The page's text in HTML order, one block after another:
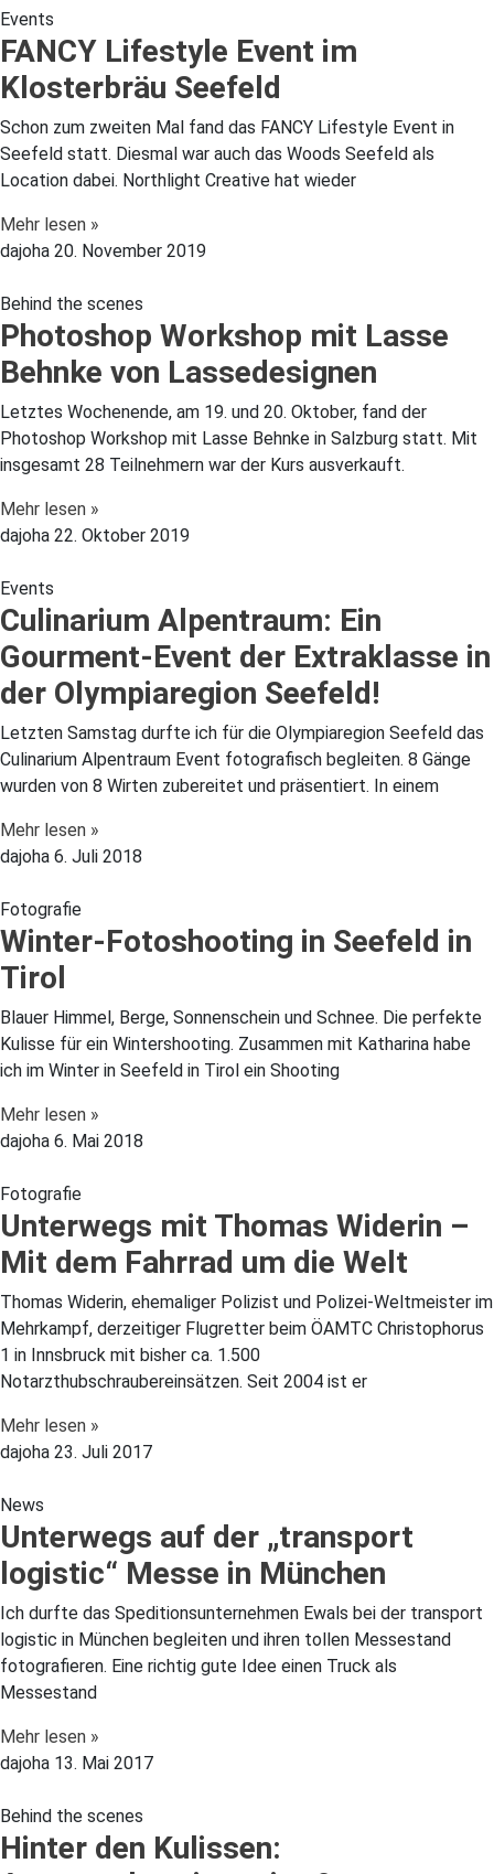
Events
FANCY Lifestyle Event im
Klosterbräu Seefeld
Schon zum zweiten Mal fand das FANCY Lifestyle Event in
Seefeld statt. Diesmal war auch das Woods Seefeld als
Location dabei. Northlight Creative hat wieder
Mehr lesen »
dajoha 20. November 2019
Behind the scenes
Photoshop Workshop mit Lasse
Behnke von Lassedesignen
Letztes Wochenende, am 19. und 20. Oktober, fand der
Photoshop Workshop mit Lasse Behnke in Salzburg statt. Mit
insgesamt 28 Teilnehmern war der Kurs ausverkauft.
Mehr lesen »
dajoha 22. Oktober 2019
Events
Culinarium Alpentraum: Ein
Gourment-Event der Extraklasse in
der Olympiaregion Seefeld!
Letzten Samstag durfte ich für die Olympiaregion Seefeld das
Culinarium Alpentraum Event fotografisch begleiten. 8 Gänge
wurden von 8 Wirten zubereitet und präsentiert. In einem
Mehr lesen »
dajoha 6. Juli 2018
Fotografie
Winter-Fotoshooting in Seefeld in
Tirol
Blauer Himmel, Berge, Sonnenschein und Schnee. Die perfekte
Kulisse für ein Wintershooting. Zusammen mit Katharina habe
ich im Winter in Seefeld in Tirol ein Shooting
Mehr lesen »
dajoha 6. Mai 2018
Fotografie
Unterwegs mit Thomas Widerin –
Mit dem Fahrrad um die Welt
Thomas Widerin, ehemaliger Polizist und Polizei-Weltmeister im
Mehrkampf, derzeitiger Flugretter beim ÖAMTC Christophorus
1 in Innsbruck mit bisher ca. 1.500
Notarzthubschraubereinsätzen. Seit 2004 ist er
Mehr lesen »
dajoha 23. Juli 2017
News
Unterwegs auf der „transport
logistic“ Messe in München
Ich durfte das Speditionsunternehmen Ewals bei der transport
logistic in München begleiten und ihren tollen Messestand
fotografieren. Eine richtig gute Idee einen Truck als
Messestand
Mehr lesen »
dajoha 13. Mai 2017
Behind the scenes
Hinter den Kulissen: